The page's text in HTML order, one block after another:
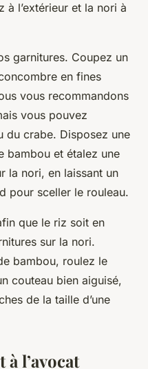
à l’extérieur et la nori à
garnitures. Coupez un
en fines
vous recommandons
vous pouvez
du crabe. Disposez une
bambou et étalez une
la nori, en laissant un
pour sceller le rouleau.
que le riz soit en
sur la nori.
bambou, roulez le
couteau bien aiguisé,
de la taille d’une
l’avocat